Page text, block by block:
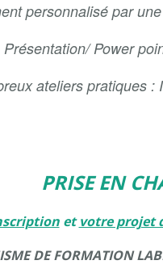
personnalisé par
Power
ateliers pratiques
PRISE EN
etvotre projet
DE FORMATION